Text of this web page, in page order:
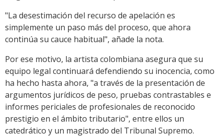
"La desestimación del recurso de apelación es
simplemente un paso más del proceso, que ahora
continúa su cauce habitual", añade la nota.
Por ese motivo, la artista colombiana asegura que su
equipo legal continuará defendiendo su inocencia, como
ha hecho hasta ahora, "a través de la presentación de
argumentos jurídicos de peso, pruebas contrastables e
informes periciales de profesionales de reconocido
prestigio en el ámbito tributario", entre ellos un
catedrático y un magistrado del Tribunal Supremo.